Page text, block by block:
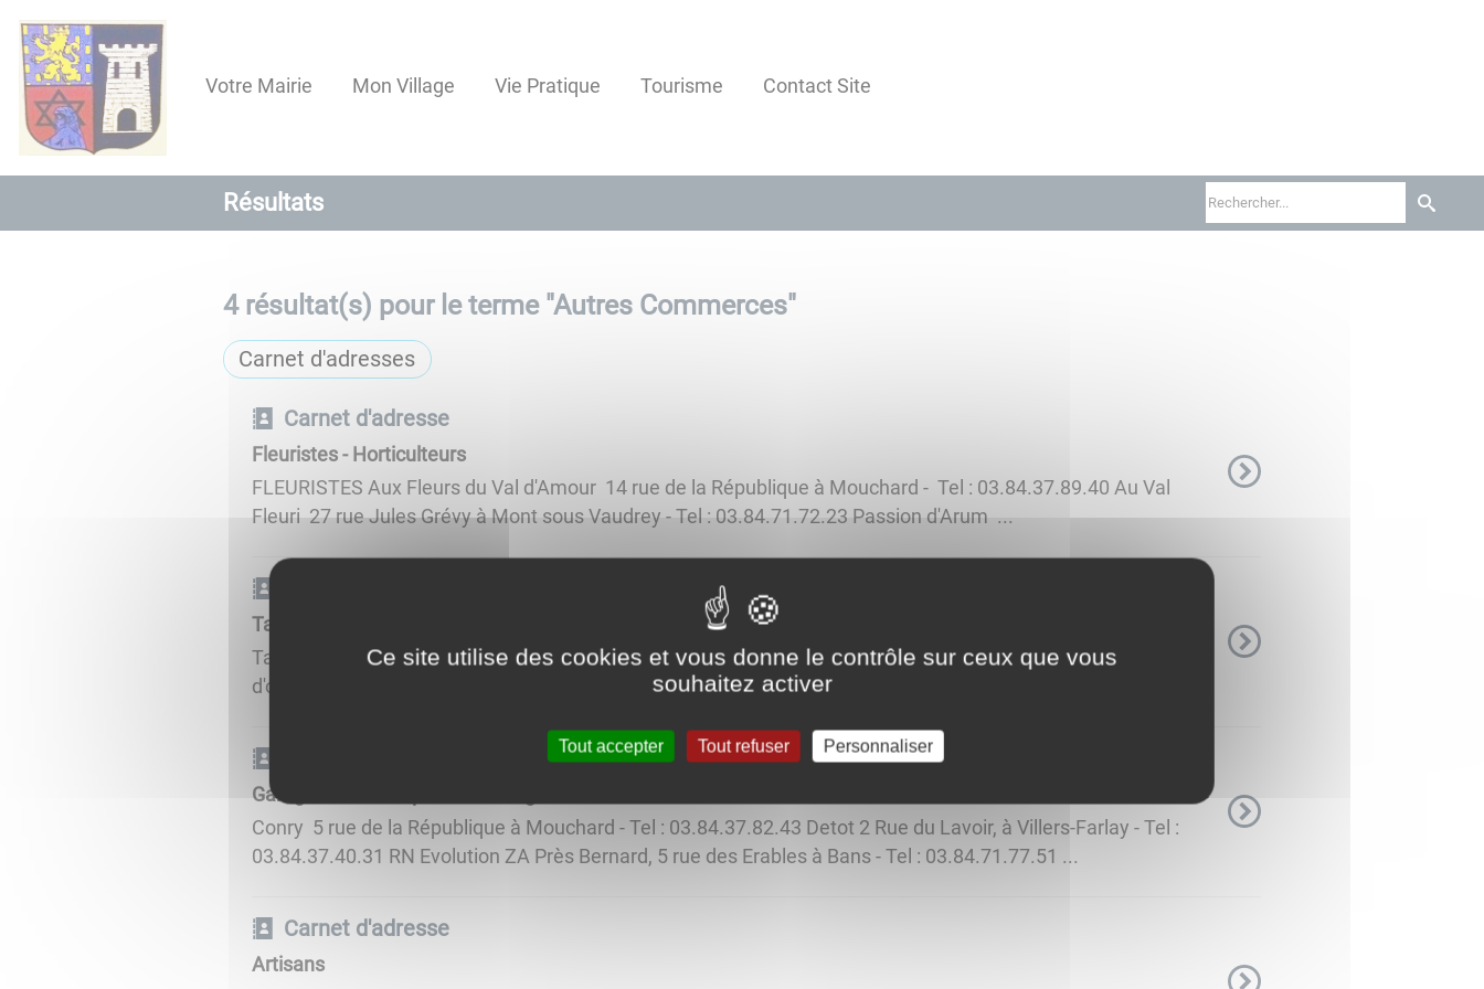
d'accès
rapide
menu
d'accès
rapide
contenu
principal
d'accès
rapide
recherche
d'accès
rapide
pied
de
Votre Mairie Mon Village Vie Pratique Tourisme Contact Site
Résultats
4résultat(s) pour le terme "Autres Commerces"
Carnet d'adresses
Carnet d'adresse
Fleuristes - Horticulteurs
FLEURISTES Aux Fleurs du Val d'Amour 14 rue de la République à Mouchard - Tel : 03.84.37.89.40 Au Val
Fleuri 27 rue Jules Grévy à Mont sous Vaudrey - Tel : 03.84.71.72.23 Passion d'Arum ...
Tabac - Presse
Tabac - Presse Maison de la Presse 3 rue de Strasbourg à Mouchard - Tel :03 84 37 83 61 Horaires
d'ouvertures : du Lundi au Samedi de 6h15 à 12H15 et de 14h à 19h - Dimanche de 8h à 12h Le Rucher : ...
Garages - Mécanique Auto et Agricole
Conry 5 rue de la République à Mouchard - Tel : 03.84.37.82.43 Detot 2 Rue du Lavoir, à Villers-Farlay - Tel :
03.84.37.40.31 RN Evolution ZA Près Bernard, 5 rue des Erables à Bans - Tel : 03.84.71.77.51 ...
Carnet d'adresse
Artisans
Panneau de gestion des cookies
Ce site utilise des cookies et vous donne le contrôle sur ceux que vous
souhaitez activer
Tout accepter Tout refuser Personnaliser